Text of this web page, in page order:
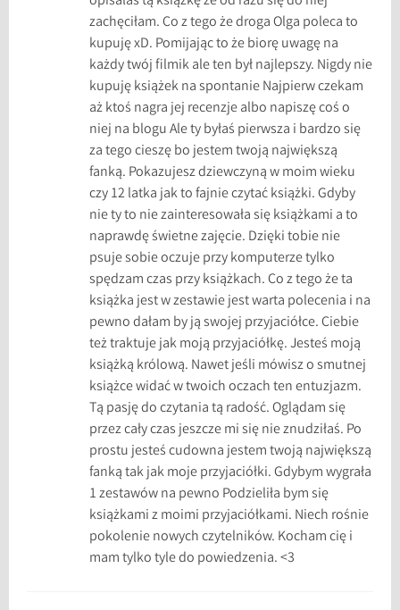
zachęciłam. Co z tego że droga Olga poleca to
kupuję xD. Pomijając to że biorę uwagę na
każdy twój filmik ale ten był najlepszy. Nigdy nie
kupuję książek na spontanie Najpierw czekam
aż ktoś nagra jej recenzje albo napiszę coś o
niej na blogu Ale ty byłaś pierwsza i bardzo się
za tego cieszę bo jestem twoją największą
fanką. Pokazujesz dziewczyną w moim wieku
czy 12 latka jak to fajnie czytać książki. Gdyby
nie ty to nie zainteresowała się książkami a to
naprawdę świetne zajęcie. Dzięki tobie nie
psuje sobie oczuje przy komputerze tylko
spędzam czas przy książkach. Co z tego że ta
książka jest w zestawie jest warta polecenia i na
pewno dałam by ją swojej przyjaciółce. Ciebie
też traktuje jak moją przyjaciółkę. Jesteś moją
książką królową. Nawet jeśli mówisz o smutnej
książce widać w twoich oczach ten entuzjazm.
Tą pasję do czytania tą radość. Oglądam się
przez cały czas jeszcze mi się nie znudziłaś. Po
prostu jesteś cudowna jestem twoją największą
fanką tak jak moje przyjaciółki. Gdybym wygrała
1 zestawów na pewno Podzieliła bym się
książkami z moimi przyjaciółkami. Niech rośnie
pokolenie nowych czytelników. Kocham cię i
mam tylko tyle do powiedzenia. <3